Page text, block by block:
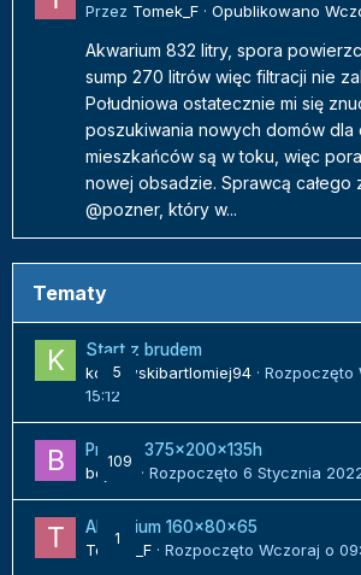
Przez Tomek_F · Opublikowano
Akwarium 832 litry, spora
sump 270 litrów więc filtracji nie
Południowa ostatecznie mi się
poszukiwania nowych domów
mieszkańców są w toku, więc
nowej obsadzie. Sprawcą całego
@pozner, który w...
Tematy
5
Start z brudem
kozlowskibartlomiej94 · Rozpoczęto
15:12
109
Projekt 375x200x135h
bojack
· Rozpoczęto 6 Stycznia
1
Akwarium 160x80x65
Tomek_F · Rozpoczęto Wczoraj o